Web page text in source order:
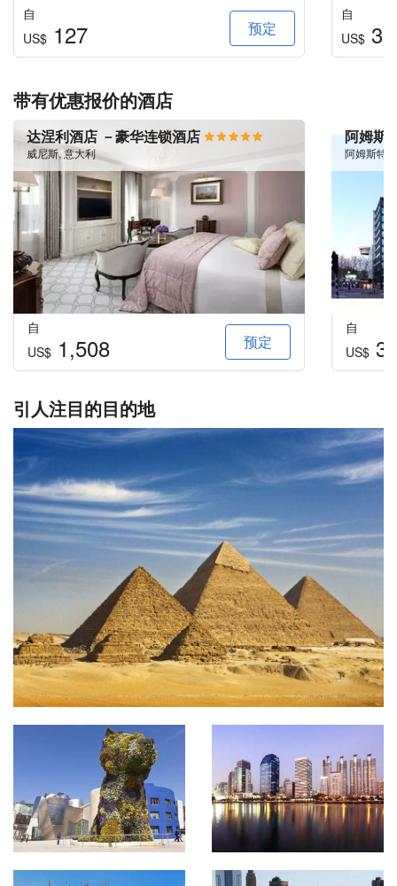
自
US$ 127 预定
自
US$
带有优惠报价的酒店
达涅利酒店 －豪华连锁酒店
威尼斯, 意大利
自
US$ 1,508 预定
阿姆斯
阿姆斯特
自
US$
引人注目的目的地